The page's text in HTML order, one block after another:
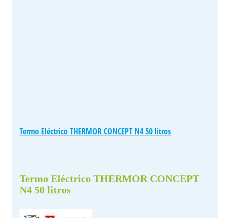
Termo Eléctrico THERMOR CONCEPT N4 50 litros
Termo Eléctrico THERMOR CONCEPT
N4 50 litros